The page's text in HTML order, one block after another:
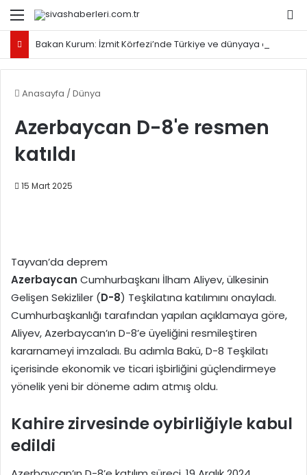
Menü
Anasayfa /Dünya
Azerbaycan D-8'e resmen
katıldı
15 Mart 2025
Tayvan’da deprem
Azerbaycan Cumhurbaşkanı İlham Aliyev, ülkesinin
Gelişen Sekizliler (D-8) Teşkilatına katılımını onayladı.
Cumhurbaşkanlığı tarafından yapılan açıklamaya göre,
Aliyev, Azerbaycan’ın D-8’e üyeliğini resmileştiren
kararnameyi imzaladı. Bu adımla Bakü, D-8 Teşkilatı
içerisinde ekonomik ve ticari işbirliğini güçlendirmeye
yönelik yeni bir döneme adım atmış oldu.
Kahire zirvesinde oybirliğiyle kabul
edildi